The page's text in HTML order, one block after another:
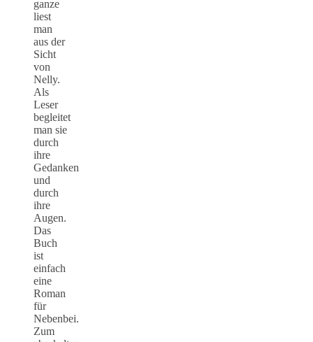
ganze
liest
man
aus der
Sicht
von
Nelly.
Als
Leser
begleitet
man sie
durch
ihre
Gedanken
und
durch
ihre
Augen.
Das
Buch
ist
einfach
eine
Roman
für
Nebenbei.
Zum